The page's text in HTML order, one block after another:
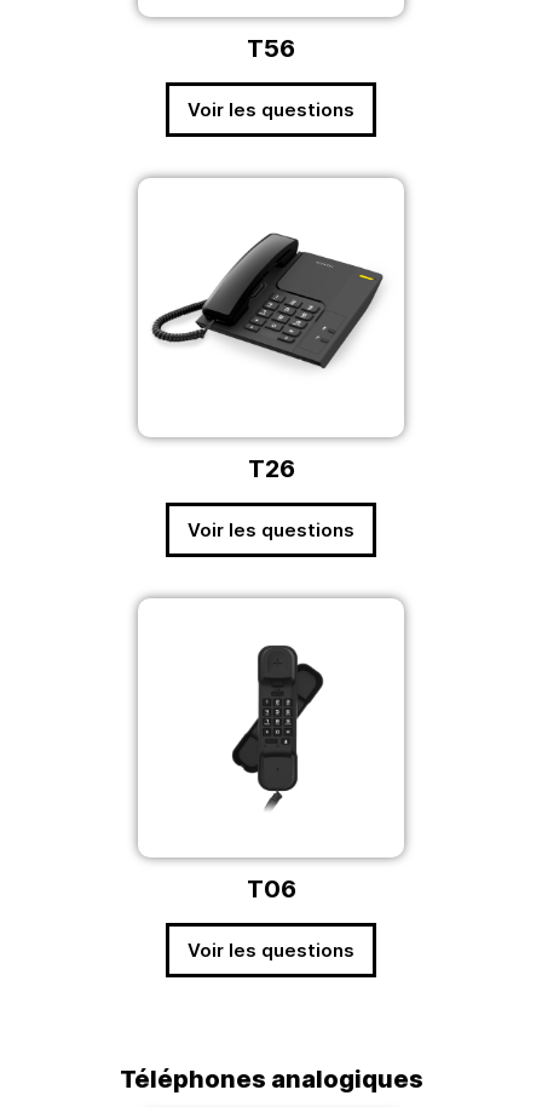
T56
Voir les questions
T26
Voir les questions
T06
Voir les questions
Téléphones analogiques